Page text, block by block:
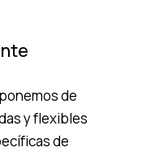
de
y flexibles
de